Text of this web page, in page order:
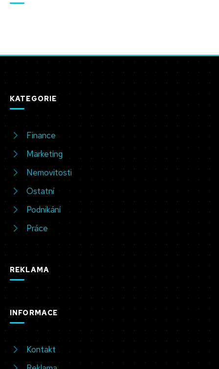
KATEGORIE
Finance
Marketing
Nemovitosti
Ostatní
Podnikání
Práce
REKLAMA
INFORMACE
Kontakt